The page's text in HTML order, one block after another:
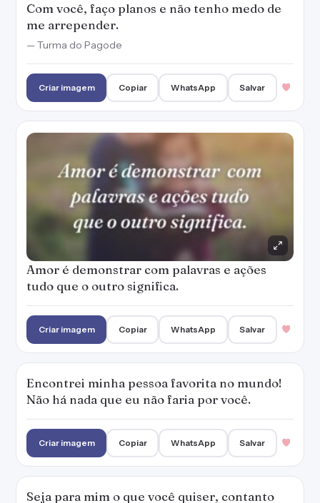
Com você, faço planos e não tenho medo de
me arrepender.
— Turma do Pagode
Criar imagem Copiar WhatsApp Salvar
Amor é demonstrar com palavras e ações
tudo que o outro significa.
Criar imagem Copiar WhatsApp Salvar
Encontrei minha pessoa favorita no mundo!
Não há nada que eu não faria por você.
Criar imagem Copiar WhatsApp Salvar
Seja para mim o que você quiser, contanto